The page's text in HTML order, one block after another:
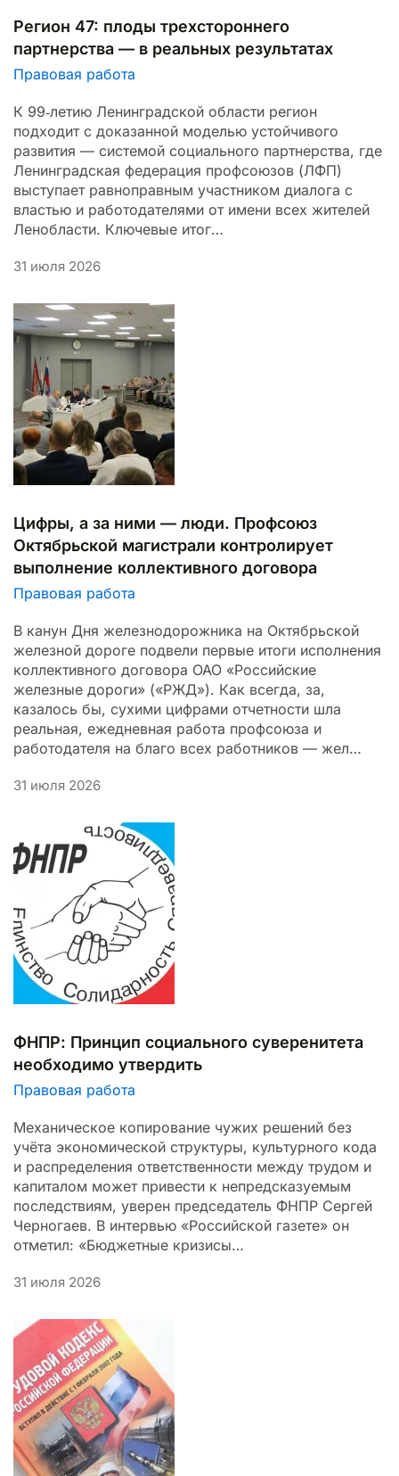
Регион 47: плоды трехстороннего
партнерства — в реальных результатах
Правовая работа
К 99‑летию Ленинградской области регион
подходит с доказанной моделью устойчивого
развития — системой социального партнерства, где
Ленинградская федерация профсоюзов (ЛФП)
выступает равноправным участником диалога с
властью и работодателями от имени всех жителей
Ленобласти. Ключевые итог…
31 июля 2026
Цифры, а за ними — люди. Профсоюз
Октябрьской магистрали контролирует
выполнение коллективного договора
Правовая работа
В канун Дня железнодорожника на Октябрьской
железной дороге подвели первые итоги исполнения
коллективного договора ОАО «Российские
железные дороги» («РЖД»). Как всегда, за,
казалось бы, сухими цифрами отчетности шла
реальная, ежедневная работа профсоюза и
работодателя на благо всех работников — жел…
31 июля 2026
ФНПР: Принцип социального суверенитета
необходимо утвердить
Правовая работа
Механическое копирование чужих решений без
учёта экономической структуры, культурного кода
и распределения ответственности между трудом и
капиталом может привести к непредсказуемым
последствиям, уверен председатель ФНПР Сергей
Черногаев. В интервью «Российской газете» он
отметил: «Бюджетные кризисы…
31 июля 2026